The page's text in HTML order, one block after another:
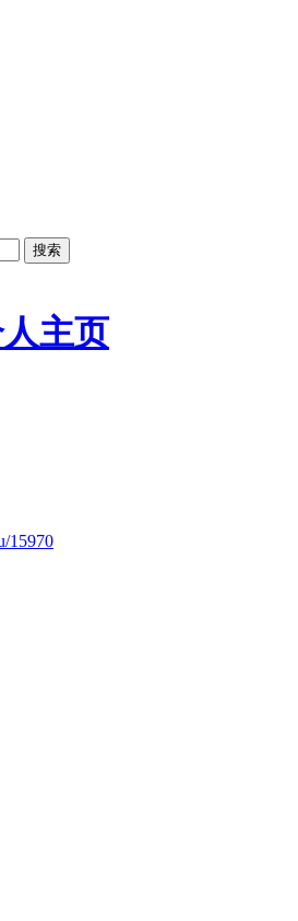
搜索
主页
15970